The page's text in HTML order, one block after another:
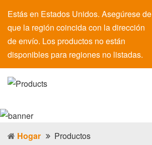
Estás en Estados Unidos. Asegúrese de
que la región coincida con la dirección
de envío. Los productos no están
disponibles para regiones no listadas.
Hogar Productos